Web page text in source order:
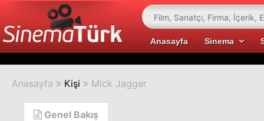
Anasayfa Sinema
Anasayfa Kişi Mick Jagger
Genel Bakış